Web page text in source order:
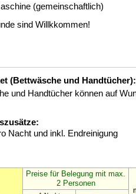
(gemeinschaftlich)
sind Willkkommen!
(Bettwäsche und Handtücher):
und Handtücher können auf
Nacht und inkl. Endreinigung
Preise für Belegung mit max.
2 Personen